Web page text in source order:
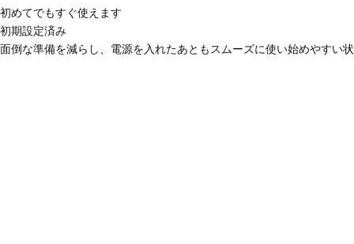
初めてでもすぐ使えます
初期設定済み
面倒な準備を減らし、電源を入れたあともスムーズに使い始めやすい